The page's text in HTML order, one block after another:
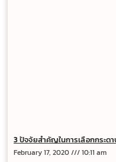
3 ปัจจัยสำคัญในการเลือกกระ
February 17, 2020
10:11 am